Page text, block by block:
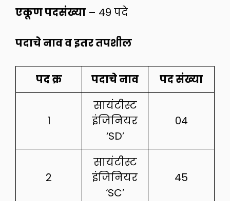
एकूण पदसंख्या – 49 पदे
पदाचे नाव व इतर तपशील
पद क्र पदाचे नाव पद संख्या
1
सायंटीस्ट
इंजिनियर
‘SD’
04
2
सायंटीस्ट
इंजिनियर
‘SC’
45